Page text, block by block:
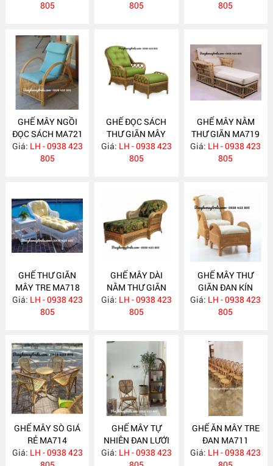
805
805
805
GHẾ MÂY NGỒI
ĐỌC SÁCH MA721
Giá: LH - 0938 423
805
GHẾ ĐỌC SÁCH
THƯ GIÃN MÂY
TỰ NHIÊN MA720
Giá: LH - 0938 423
805
GHẾ MÂY NẰM
THƯ GIÃN MA719
Giá: LH - 0938 423
805
GHẾ THƯ GIÃN
MÂY TRE MA718
Giá: LH - 0938 423
805
GHẾ MÂY DÀI
NẰM THƯ GIÃN
MA717
Giá: LH - 0938 423
805
GHẾ MÂY THƯ
GIÃN ĐAN KÍN
KÈM ĐÔN GÁC
CHÂN MA716
Giá: LH - 0938 423
805
GHẾ MÂY SÒ GIÁ
RẺ MA714
Giá: LH - 0938 423
GHẾ MÂY TỰ
NHIÊN ĐAN LƯỚI
MA712
Giá: LH - 0938 423
GHẾ ĂN MÂY TRE
ĐAN MA711
Giá: LH - 0938 423